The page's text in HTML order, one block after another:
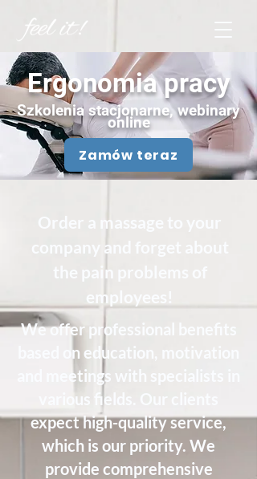
Ergonomia pracy
Szkolenia stacjonarne, webinary
online
Zamów teraz
Order a massage to your
company and forget about
the pain problems of
employees!
We offer professional benefits
based on education, motivation
and meetings with specialists in
various fields. Our clients
expect high-quality service,
which is our priority. We
provide comprehensive